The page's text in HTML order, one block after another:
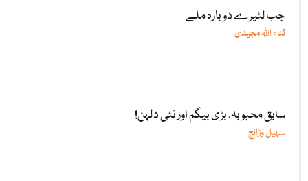
جب لٹیرے دوبارہ ملے
ثناء اللّٰہ مجیدی
سابق محبوبہ، بڑی بیگم اور نئی دلہن!
سہیل وڑائچ